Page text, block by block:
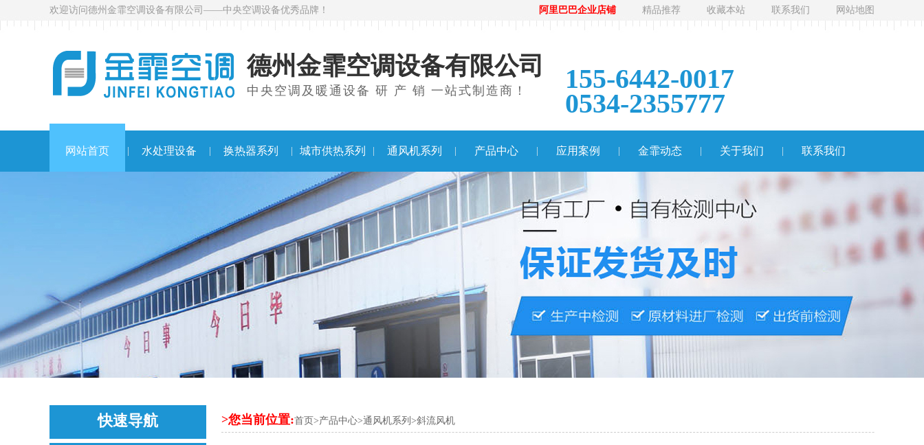
阿里巴巴企业店铺 精品推荐 收藏本站 联系我们 网站地图
欢迎访问德州金霏空调设备有限公司——中央空调设备优秀品牌！
155-6442-0017
0534-2355777
德州金霏空调设备有限公司
中央空调及暖通设备 研 产 销 一站式制造商！
网站首页 水处理设备 换热器系列 城市供热系列 通风机系列 产品中心 应用案例 金霏动态 关于我们 联系我们
>您当前位置:首页 >产品中心>通风机系列 >斜流风机
快速导航
QUICK NAVIGATION